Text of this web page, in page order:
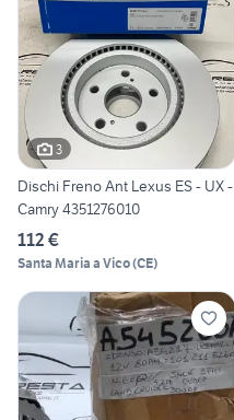
3
Dischi Freno Ant Lexus ES - UX -
Camry 4351276010
112 €
Santa Maria a Vico(CE)